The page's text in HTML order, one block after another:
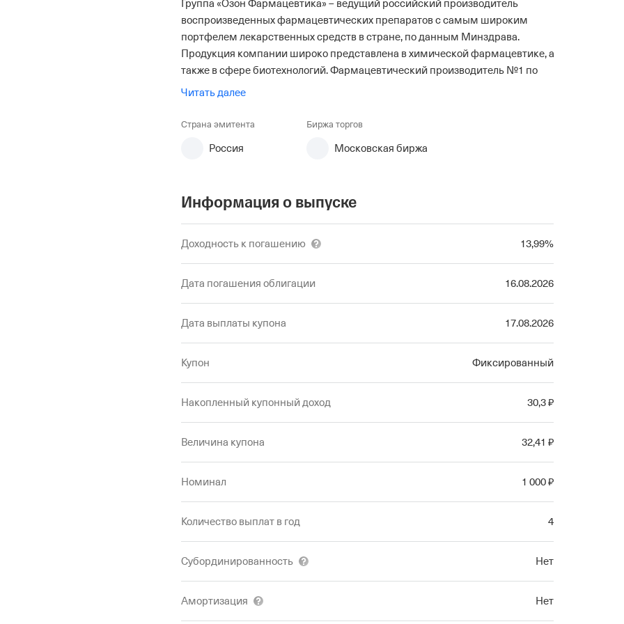
Группа «Озон Фармацевтика» – ведущий российский производитель
воспроизведенных фармацевтических препаратов с самым широким
портфелем лекарственных средств в стране, по данным Минздрава.
Продукция компании широко представлена в химической фармацевтике, а
также в сфере биотехнологий. Фармацевтический производитель №1 по
версии Forbes (2024).
Читать далее
Страна эмитента
Россия
Биржа торгов
Московская биржа
Информация о выпуске
Доходность к погашению 13,99%
Дата погашения облигации 16.08.2026
Дата выплаты купона 17.08.2026
Купон Фиксированный
Накопленный купонный доход 30,3₽
Величина купона 32,41 ₽
Номинал 1 000₽
Количество выплат в год 4
Субординированность Нет
Амортизация Нет